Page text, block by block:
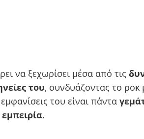
να ξεχωρίσει μέσα από τις
του, συνδυάζοντας το ροκ
του είναι πάντα
.